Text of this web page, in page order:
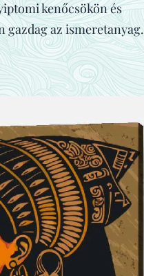
kenőcsökön és
az ismeretanyag.